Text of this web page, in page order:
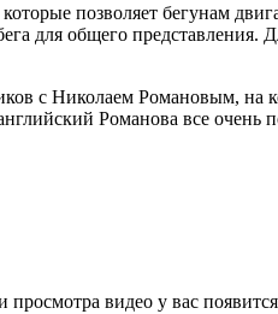
позволяет бегунам
для общего
с Николаем Романовым, на
Романова все очень
видео у вас